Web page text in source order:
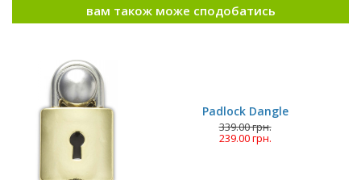
вам також може сподобатись
Padlock Dangle
339.00 грн.
239.00 грн.